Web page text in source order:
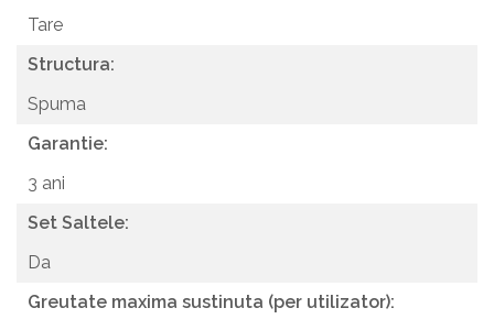
Tare
Structura:
Spuma
Garantie:
3 ani
Set Saltele:
Da
Greutate maxima sustinuta (per utilizator):